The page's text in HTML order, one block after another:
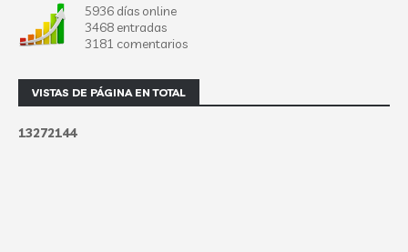
5936 días online
3468 entradas
3181 comentarios
VISTAS DE PÁGINA EN TOTAL
13272144